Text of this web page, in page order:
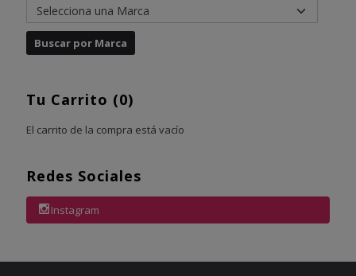
Tu Carrito (0)
El carrito de la compra está vacío
Redes Sociales
Instagram